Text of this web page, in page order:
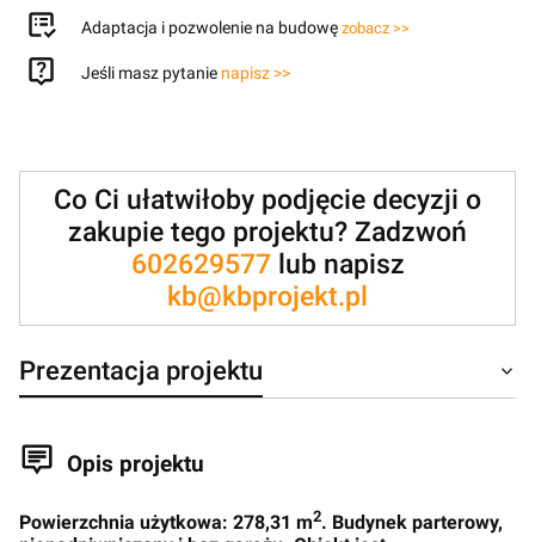
Adaptacja i pozwolenie na budowę zobacz >>
Jeśli masz pytanie napisz >>
Co Ci ułatwiłoby podjęcie decyzji o
zakupie tego projektu? Zadzwoń
602629577lub napisz
kb@kbprojekt.pl
Prezentacja projektu
Opis projektu
Powierzchnia użytkowa: 278,31 m2. Budynek parterowy,